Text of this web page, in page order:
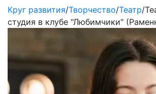
Круг развития/Творчество/Театр/
студия в клубе "Любимчики"